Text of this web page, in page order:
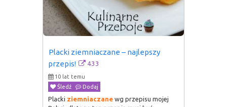
Placki ziemniaczane – najlepszy
przepis!
433
10 lat temu
Śledź
Dodaj
Placki ziemniaczane wg przepisu mojej